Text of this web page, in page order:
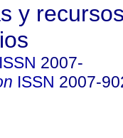
y
ISSN 2007-
ISSN 2007-